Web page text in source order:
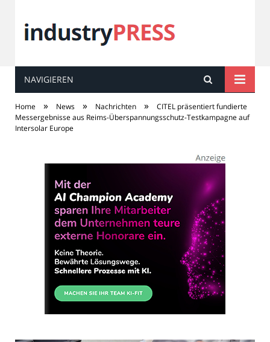
industryPRESS
NAVIGIEREN
Home » News » Nachrichten »
CITEL präsentiert fundierte
Messergebnisse aus Reims-Überspannungsschutz-Testkampagne auf
Intersolar Europe